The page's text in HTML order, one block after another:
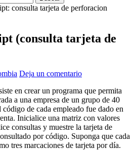
(consulta tarjeta de
Deja un comentario
en crear un programa que permita
a una empresa de un grupo de 40
de cada empleado fue dado en
Inicialice una matriz con valores
consultas y muestre la tarjeta de
por código. Suponga que cada
tres marcaciones de tarjeta por día.